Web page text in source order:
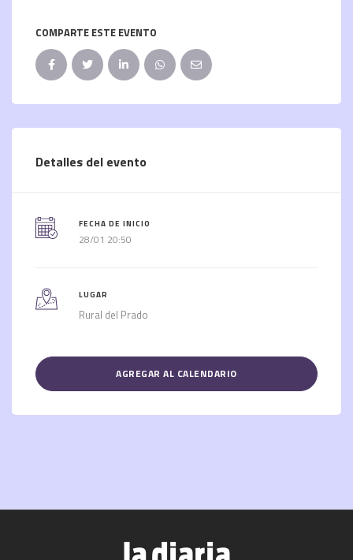
COMPARTE ESTE EVENTO
Detalles del evento
FECHA DE INICIO
28/01 20:50
LUGAR
Rural del Prado
AGREGAR AL CALENDARIO